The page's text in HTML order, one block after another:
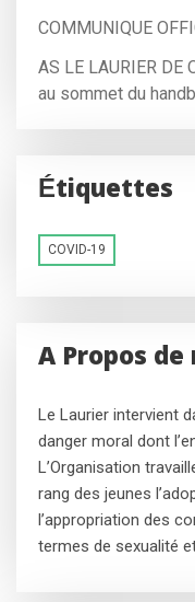
COMMUNIQUE
AS LE LAURIER DE
au sommet du
Étiquettes
COVID-19
A Propos de
Le Laurier intervient
danger moral dont
L’Organisation
rang des jeunes
l’appropriation des
termes de sexualité